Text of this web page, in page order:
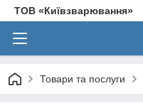
ТОВ «Київзварювання»
Товари та послуги